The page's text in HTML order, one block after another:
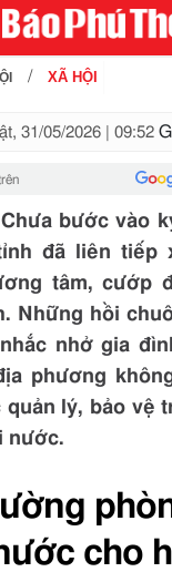
XÃ HỘI
31/05/2026 | 09:52
Chưa bước vào
đã liên tiếp
tâm, cướp
Những hồi
nhở gia
phương
quản lý, bảo vệ
nước.
cho